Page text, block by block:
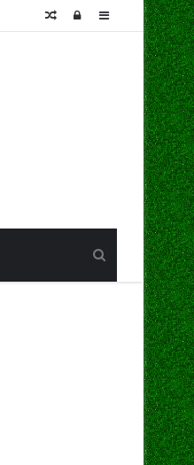
Sidebar
Log
Random